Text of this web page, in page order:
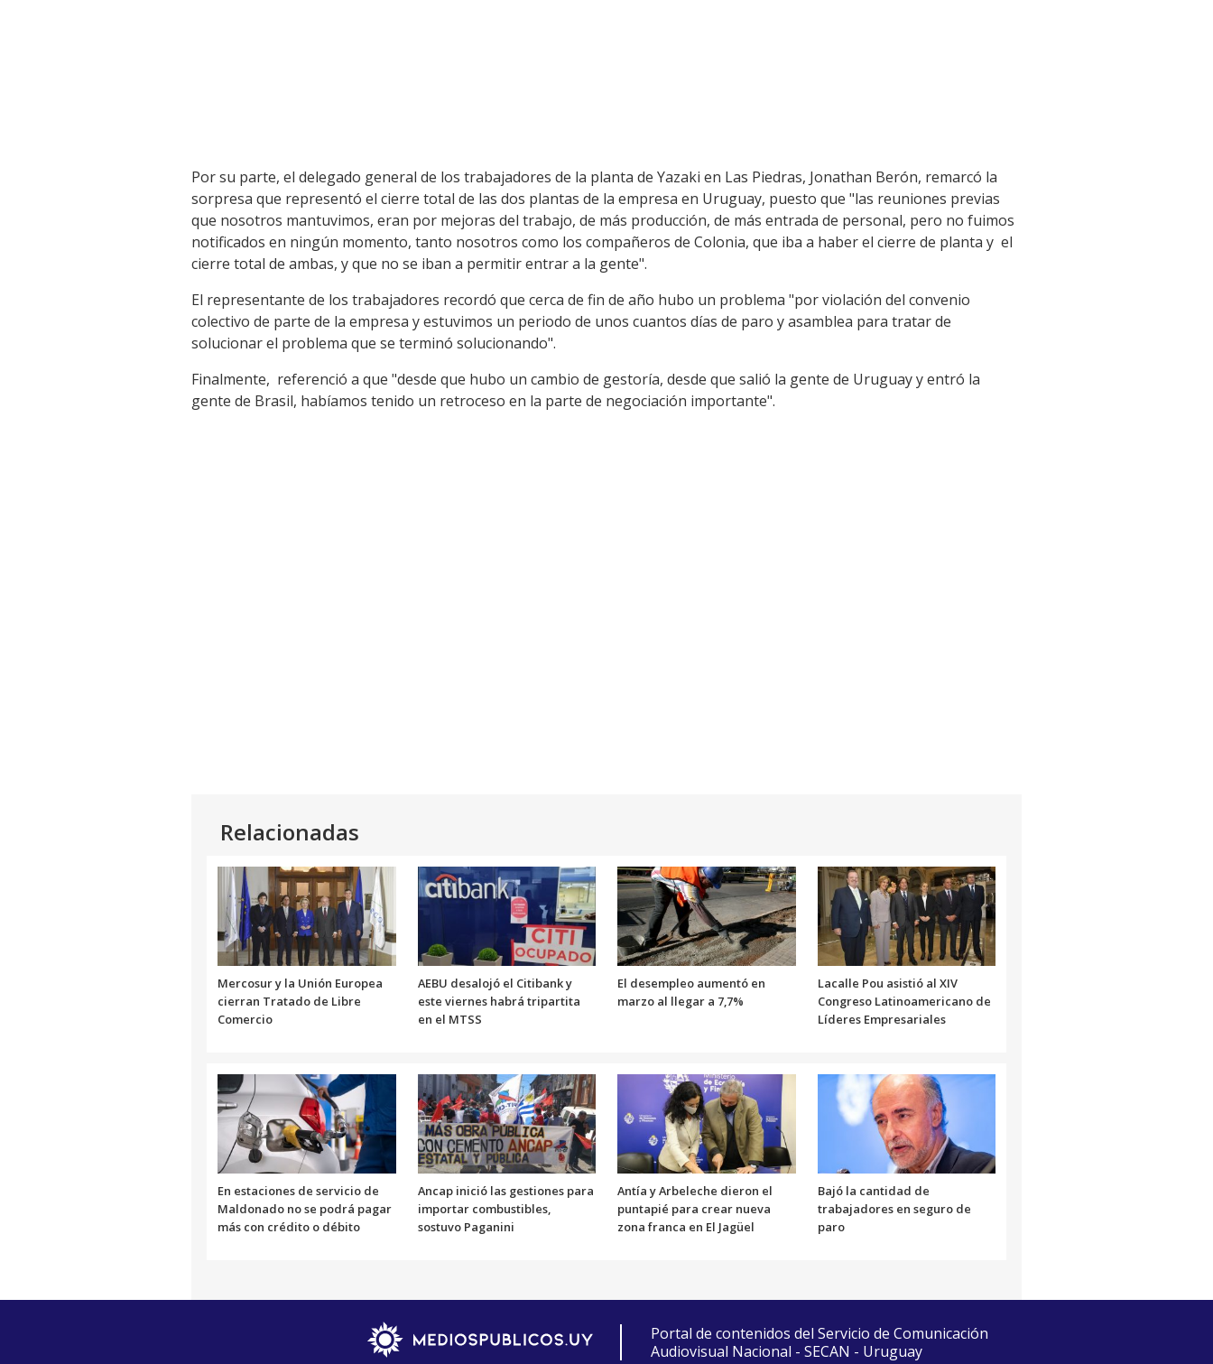
Por su parte, el delegado general de los trabajadores de la planta de Yazaki en Las Piedras, Jonathan Berón, remarcó la
sorpresa que representó el cierre total de las dos plantas de la empresa en Uruguay, puesto que "las reuniones previas
que nosotros mantuvimos, eran por mejoras del trabajo, de más producción, de más entrada de personal, pero no fuimos
notificados en ningún momento, tanto nosotros como los compañeros de Colonia, que iba a haber el cierre de planta y el
cierre total de ambas, y que no se iban a permitir entrar a la gente".
El representante de los trabajadores recordó que cerca de fin de año hubo un problema "por violación del convenio
colectivo de parte de la empresa y estuvimos un periodo de unos cuantos días de paro y asamblea para tratar de
solucionar el problema que se terminó solucionando".
Finalmente, referenció a que "desde que hubo un cambio de gestoría, desde que salió la gente de Uruguay y entró la
gente de Brasil, habíamos tenido un retroceso en la parte de negociación importante".
Relacionadas
Mercosur y la Unión Europea
cierran Tratado de Libre
Comercio
AEBU desalojó el Citibank y
este viernes habrá tripartita
en el MTSS
El desempleo aumentó en
marzo al llegar a 7,7%
Lacalle Pou asistió al XIV
Congreso Latinoamericano de
Líderes Empresariales
En estaciones de servicio de
Maldonado no se podrá pagar
más con crédito o débito
Ancap inició las gestiones para
importar combustibles,
sostuvo Paganini
Antía y Arbeleche dieron el
puntapié para crear nueva
zona franca en El Jagüel
Bajó la cantidad de
trabajadores en seguro de
paro
Portal de contenidos del Servicio de Comunicación
Audiovisual Nacional - SECAN - Uruguay